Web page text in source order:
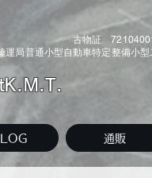
古物証
運局普通小型自動車特定整備小
通販